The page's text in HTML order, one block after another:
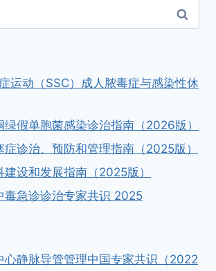
运动（SSC）成人脓毒症与感染性休
假单胞菌感染诊治指南（2026版）
诊治、预防和管理指南（2025版）
设和发展指南（2025版）
毒急诊诊治专家共识 2025
心静脉导管管理中国专家共识（2022